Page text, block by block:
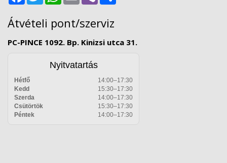
Átvételi pont/szerviz
PC-PINCE 1092. Bp. Kinizsi utca 31.
Nyitvatartás
Hétfő
14:00–17:30
Kedd
15:30–17:30
Szerda
14:00–17:30
Csütörtök
15:30–17:30
Péntek
14:00–17:30